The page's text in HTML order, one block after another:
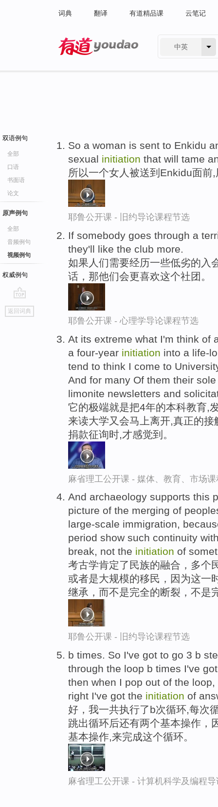
词典 翻译 有道精品课 云笔记
中英
双语例句
全部
口语
书面语
论文
原声例句
全部
音频例句
视频例句
权威例句
go
top
返回词典
So a woman is sent to Enkidu
sexual initiation that will tame
所以一个女人被送到Enkidu面
耶鲁公开课 - 旧约导论课程节选
If somebody goes through a
they'll like the club more.
如果人们需要经历一些低劣的入
话，那他们会更喜欢这个社团。
耶鲁公开课 - 心理学导论课程节选
At its extreme what I'm think of
a four-year initiation into a life-
tend to think I come to
And for many Of them their
limonite newsletters and
它的极端就是把4年的本科教育,
来读大学又会马上离开,真正的
捐款征询时,才感觉到。
麻省理工公开课 - 媒体、教育、市场
And archaeology supports this
picture of the merging of
large-scale immigration,
period show such continuity
break, not the initiation of
考古学肯定了民族的融合，多个
或者是大规模的移民，因为这一
继承，而不是完全的断裂，不是
耶鲁公开课 - 旧约导论课程节选
b times. So I've got to go 3 b
through the loop b times I've
then when I pop out of the
right I've got the initiation of
好，我一共执行了b次循环,每次
跳出循环后还有两个基本操作，
基本操作,来完成这个循环。
麻省理工公开课 - 计算机科学及编程